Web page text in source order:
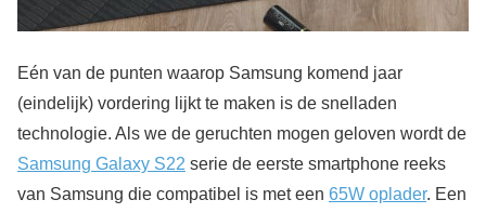
Eén van de punten waarop Samsung komend jaar
(eindelijk) vordering lijkt te maken is de snelladen
technologie. Als we de geruchten mogen geloven wordt de
Samsung Galaxy S22 serie de eerste smartphone reeks
van Samsung die compatibel is met een 65W oplader. Een